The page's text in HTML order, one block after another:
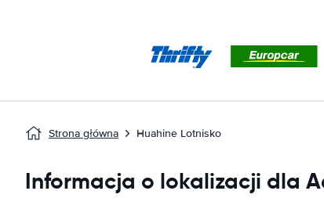
Strona główna Huahine Lotnisko
Informacja o lokalizacji dla